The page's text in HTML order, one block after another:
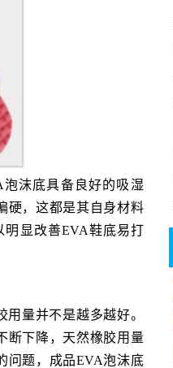
沫底具备良好的吸湿
硬，这都是其自身材料
明显改善EVA鞋底易打
量并不是越多越好。
断下降，天然橡胶用量
问题，成品EVA泡沫底